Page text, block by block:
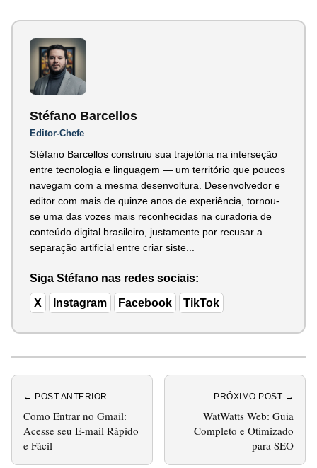
Stéfano Barcellos
Editor-Chefe
Stéfano Barcellos construiu sua trajetória na interseção
entre tecnologia e linguagem — um território que poucos
navegam com a mesma desenvoltura. Desenvolvedor e
editor com mais de quinze anos de experiência, tornou-
se uma das vozes mais reconhecidas na curadoria de
conteúdo digital brasileiro, justamente por recusar a
separação artificial entre criar siste...
Siga Stéfano nas redes sociais:
X Instagram Facebook TikTok
← POST ANTERIOR
Como Entrar no Gmail:
Acesse seu E-mail Rápido
e Fácil
PRÓXIMO POST →
WatWatts Web: Guia
Completo e Otimizado
para SEO